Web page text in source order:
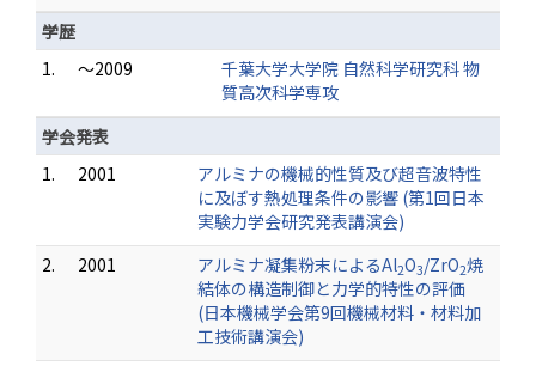
学歴
1.
～2009
千葉大学大学院 自然科学研究科 物
質高次科学専攻
学会発表
1.
2001
アルミナの機械的性質及び超音波特性
に及ぼす熱処理条件の影響 (第1回日本
実験力学会研究発表講演会)
2.
2001 アルミナ凝集粉末によるAl2O3/ZrO2焼
結体の構造制御と力学的特性の評価
(日本機械学会第9回機械材料・材料加
工技術講演会)